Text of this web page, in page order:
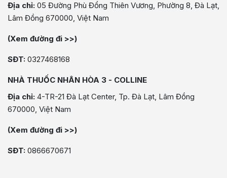
Địa chỉ: 05 Đường Phù Đổng Thiên Vương, Phường 8, Đà Lạt,
Lâm Đồng 670000, Việt Nam
(Xem đường đi >>)
SĐT: 0327468168
NHÀ THUỐC NHÂN HÒA 3 - COLLINE
Địa chỉ: 4-TR-21 Đà Lạt Center, Tp. Đà Lạt, Lâm Đồng
670000, Việt Nam
(Xem đường đi >>)
SĐT: 0866670671